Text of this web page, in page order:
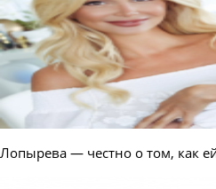
Лопырева — честно о том, как